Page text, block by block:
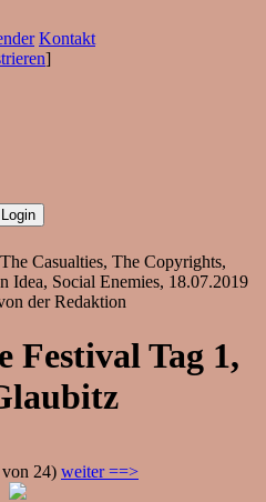
Kontakt
]
Casualties, The Copyrights,
Idea, Social Enemies, 18.07.2019
der Redaktion
Festival Tag 1,
24) weiter ==>